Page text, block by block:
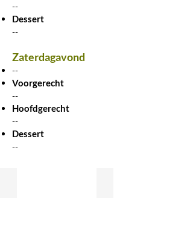
--
Dessert
--
Zaterdagavond
--
Voorgerecht
--
Hoofdgerecht
--
Dessert
--